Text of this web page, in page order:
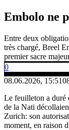
Embolo ne
Entre deux
très chargé, Breel
premier sacre
0
08.06.2026, 15:51
Le feuilleton a duré
de la Nati
Zurich: son
moment, en raison